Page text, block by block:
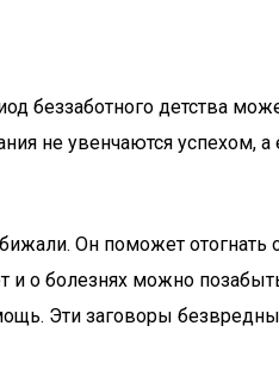
беззаботного детства
не увенчаются
Он поможет отогнать
и о болезнях можно
Эти заговоры